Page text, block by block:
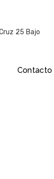
25 Bajo
Contacto